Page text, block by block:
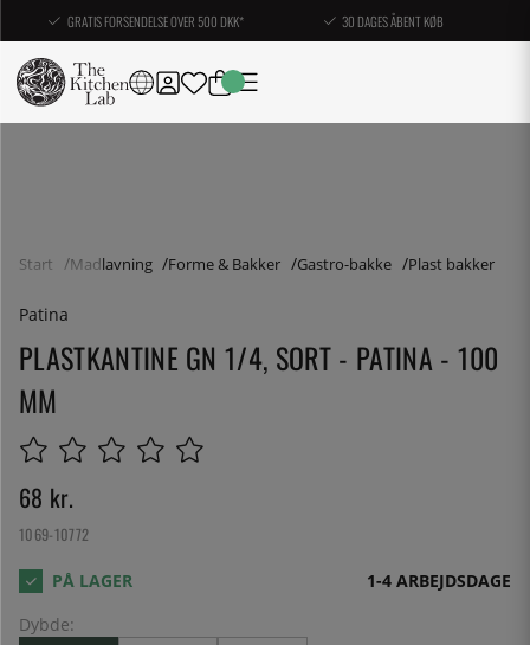
GRATIS FORSENDELSE OVER 500 DKK* 30 DAGES ÅBENT KØB
Start Madlavning Forme & Bakker Gastro-bakke Plast bakker
Patina
PLASTKANTINE GN 1/4, SORT - PATINA - 100
MM
68 kr.
1069-10772
1-4 ARBEJDSDAGE
Dybde: